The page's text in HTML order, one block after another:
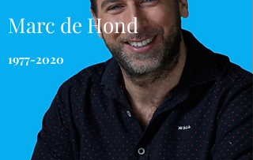
Marc de Hond
1977-2020